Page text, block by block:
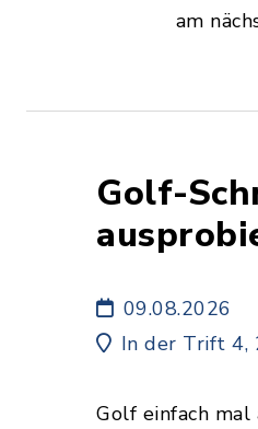
am
Golf-
09.08.2026
In der Trift 4,
Golf einfach mal